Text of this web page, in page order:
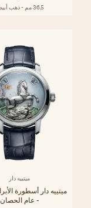
36,5 مم - ذهب أبيض
ميتييه دار
ميتييه دار أسطورة
- عام الحصان